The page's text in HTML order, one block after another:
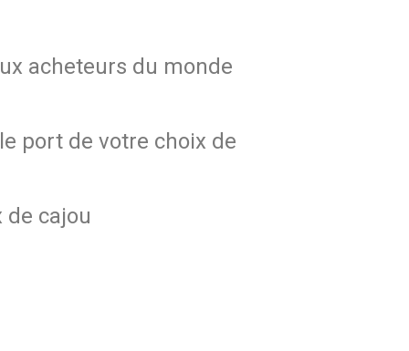
acheteurs du monde
port de votre choix de
cajou